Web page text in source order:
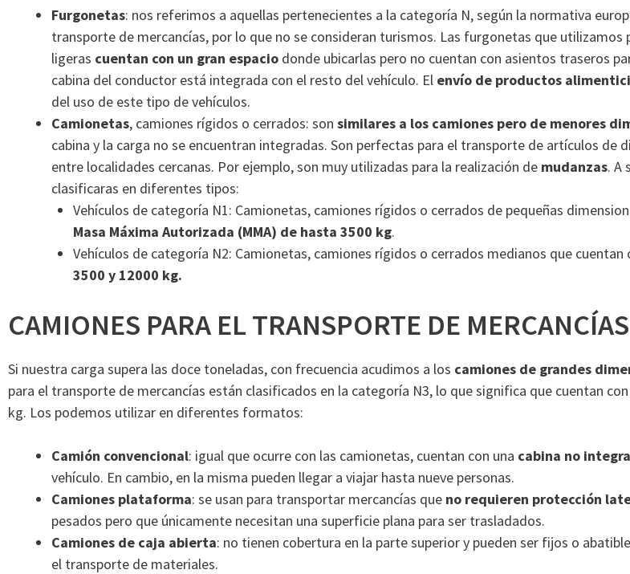
Furgonetas: nos referimos a aquellas pertenecientes a la categoría N, según la normativa
transporte de mercancías, por lo que no se consideran turismos. Las furgonetas que utilizamos
ligeras cuentan con un gran espacio donde ubicarlas pero no cuentan con asientos traseros
cabina del conductor está integrada con el resto del vehículo. El envío de productos
del uso de este tipo de vehículos.
Camionetas, camiones rígidos o cerrados: son similares a los camiones pero de menores
cabina y la carga no se encuentran integradas. Son perfectas para el transporte de artículos de
entre localidades cercanas. Por ejemplo, son muy utilizadas para la realización de mudanzas. A
clasificaras en diferentes tipos:
Vehículos de categoría N1: Camionetas, camiones rígidos o cerrados de pequeñas
Masa Máxima Autorizada (MMA) de hasta 3500 kg.
Vehículos de categoría N2: Camionetas, camiones rígidos o cerrados medianos que cuentan
3500 y 12000 kg.
CAMIONES PARA EL TRANSPORTE DE
Si nuestra carga supera las doce toneladas, con frecuencia acudimos a los camiones de grandes
para el transporte de mercancías están clasificados en la categoría N3, lo que significa que cuentan
kg. Los podemos utilizar en diferentes formatos:
Camión convencional: igual que ocurre con las camionetas, cuentan con una cabina no
vehículo. En cambio, en la misma pueden llegar a viajar hasta nueve personas.
Camiones plataforma: se usan para transportar mercancías que no requieren protección
pesados pero que únicamente necesitan una superficie plana para ser trasladados.
Camiones de caja abierta: no tienen cobertura en la parte superior y pueden ser fijos o
el transporte de materiales.